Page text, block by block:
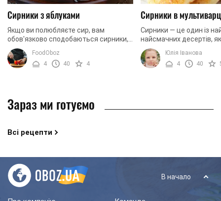
Сирники з яблуками
Якщо ви полюбляєте сир, вам
обов'язково сподобаються сирники,
які ми пропонуємо вам приготувати.
Йдеться про сирники з дуже
незвичайним інгредієнтом. ...
FoodOboz
4
40 4
Сирники в
Сирники — це один із
найсмачних десертів,
приготувати
хвилин. Сирники
найголовніше — їх ...
Юлія Іванова
4
40
Зараз ми готуємо
Всі рецепти
В начало